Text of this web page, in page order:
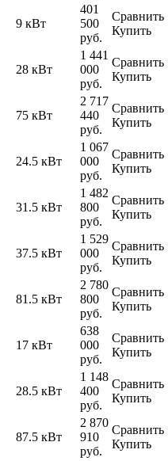
9 кВт
401
500
руб.
Сравнить
Купить
28 кВт
1 441
000
руб.
Сравнить
Купить
75 кВт
2 717
440
руб.
Сравнить
Купить
24.5 кВт
1 067
000
руб.
Сравнить
Купить
31.5 кВт
1 482
800
руб.
Сравнить
Купить
37.5 кВт
1 529
000
руб.
Сравнить
Купить
81.5 кВт
2 780
800
руб.
Сравнить
Купить
17 кВт
638
000
руб.
Сравнить
Купить
28.5 кВт
1 148
400
руб.
Сравнить
Купить
87.5 кВт
2 870
910
руб.
Сравнить
Купить